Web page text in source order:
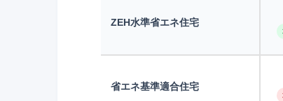
ZEH水準省エネ住宅
省エネ基準適合住宅